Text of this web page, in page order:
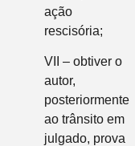
ação
rescisória;
VII – obtiver o
autor,
posteriormente
ao trânsito em
julgado, prova